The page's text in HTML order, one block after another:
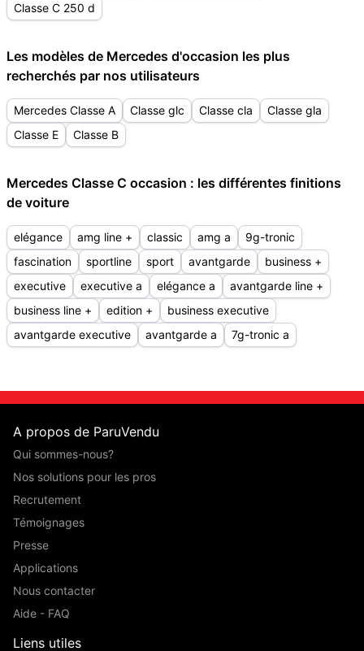
Classe C 250 d
Les modèles de Mercedes d'occasion les plus
recherchés par nos utilisateurs
Mercedes Classe A Classe glc Classe cla
Classe gla
Classe E
Classe B
Mercedes Classe C occasion : les différentes finitions
de voiture
elégance amg line + classic amg a
9g-tronic
fascination
sportline sport avantgarde
business +
executive
executive a elégance a
avantgarde line +
business line +
edition +
business executive
avantgarde executive
avantgarde a 7g-tronic a
A propos de ParuVendu
Qui sommes-nous?
Nos solutions pour les pros
Recrutement
Témoignages
Presse
Applications
Nous contacter
Aide - FAQ
Liens utiles